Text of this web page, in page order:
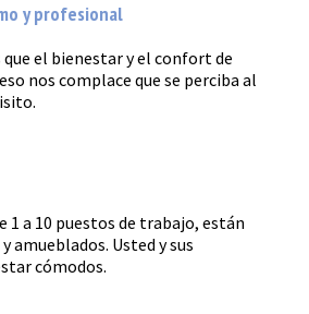
y profesional
el bienestar y el confort de
nos complace que se perciba al
1 a 10 puestos de trabajo, están
amueblados. Usted y sus
cómodos.